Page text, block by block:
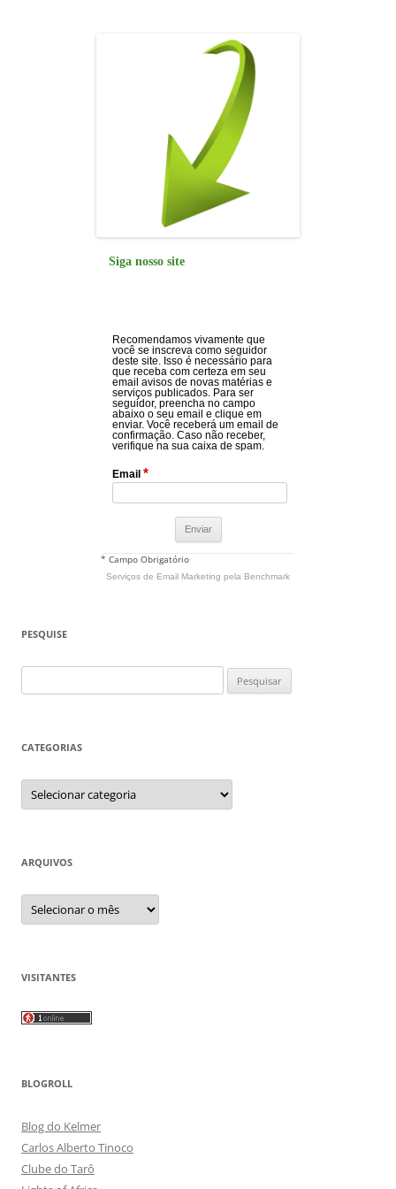
Siga nosso site
Recomendamos vivamente que
você se inscreva como seguidor
deste site. Isso é necessário para
que receba com certeza em seu
email avisos de novas matérias e
serviços publicados. Para ser
seguidor, preencha no campo
abaixo o seu email e clique em
enviar. Você receberá um email de
confirmação. Caso não receber,
verifique na sua caixa de spam.
Email *
* Campo Obrigatório
Serviços de Email Marketing pela Benchmark
PESQUISE
por:
CATEGORIAS
Categorias
ARQUIVOS
Arquivos
VISITANTES
BLOGROLL
Blog do Kelmer
Carlos Alberto Tinoco
Clube do Tarô